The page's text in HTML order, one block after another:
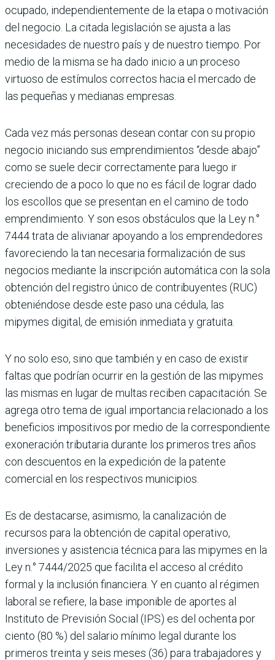
ocupado, independientemente de la etapa o motivación
del negocio. La citada legislación se ajusta a las
necesida­des de nuestro país y de nuestro tiempo. Por
medio de la misma se ha dado inicio a un proceso
virtuoso de estímulos correc­tos hacia el mercado de
las pequeñas y medianas empresas.
Cada vez más personas desean contar con su propio
negocio iniciando sus emprendi­mientos “desde abajo”
como se suele decir correctamente para luego ir
creciendo de a poco lo que no es fácil de lograr dado
los escollos que se presentan en el camino de todo
emprendimiento. Y son esos obstá­culos que la Ley n.°
7444 trata de alivia­nar apoyando a los emprendedores
favo­reciendo la tan necesaria formalización de sus
negocios mediante la inscripción automática con la sola
obtención del regis­tro único de contribuyentes (RUC)
obte­niéndose desde este paso una cédula, las
mipymes digital, de emisión inmediata y gratuita.
Y no solo eso, sino que también y en caso de existir
faltas que podrían ocurrir en la gestión de las mipymes
las mismas en lugar de multas reciben capacitación. Se
agrega otro tema de igual importancia relacionado a los
beneficios impositivos por medio de la correspondiente
exonera­ción tributaria durante los primeros tres años
con descuentos en la expedición de la patente
comercial en los respectivos municipios.
Es de destacarse, asimismo, la canali­zación de
recursos para la obtención de capital operativo,
inversiones y asis­tencia técnica para las mipymes en la
Ley n.° 7444/2025 que facilita el acceso al crédito
formal y la inclusión finan­ciera. Y en cuanto al régimen
laboral se refiere, la base imponible de aportes al
Instituto de Previsión Social (IPS) es del ochenta por
ciento (80 %) del sala­rio mínimo legal durante los
primeros treinta y seis meses (36) para trabajado­res y